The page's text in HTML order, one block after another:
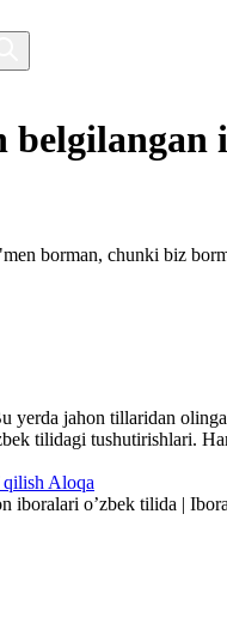
belgilangan
borman, chunki biz
yerda jahon tillaridan
tilidagi tushutirishlari.
Aloqa
iboralari oʼzbek tilida |